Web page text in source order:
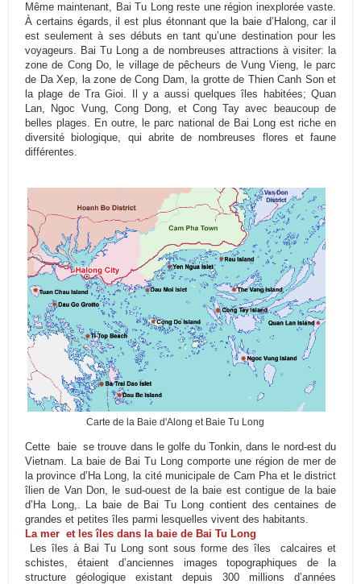
Même maintenant, Bai Tu Long reste une région inexplorée vaste.
À certains égards, il est plus étonnant que la baie d’Halong, car il
est seulement à ses débuts en tant qu’une destination pour les
voyageurs. Bai Tu Long a de nombreuses attractions à visiter: la
zone de Cong Do, le village de pêcheurs de Vung Vieng, le parc
de Da Xep, la zone de Cong Dam, la grotte de Thien Canh Son et
la plage de Tra Gioi. Il y a aussi quelques îles habitées; Quan
Lan, Ngoc Vung, Cong Dong, et Cong Tay avec beaucoup de
belles plages. En outre, le parc national de Bai Long est riche en
diversité biologique, qui abrite de nombreuses flores et faune
différentes.
Carte de la Baie d'Along et Baie Tu Long
Cette baie se trouve dans le golfe du Tonkin, dans le nord-est du
Vietnam. La baie de Bai Tu Long comporte une région de mer de
la province d’Ha Long, la cité municipale de Cam Pha et le district
îlien de Van Don, le sud-ouest de la baie est contigue de la baie
d’Ha Long,. La baie de Bai Tu Long contient des centaines de
grandes et petites îles parmi lesquelles vivent des habitants.
La mer et les îles dans la baie de Bai Tu Long
Les îles à Bai Tu Long sont sous forme des îles calcaires et
schistes, étaient d’anciennes images topographiques de la
structure géologique existant depuis 300 millions d’années